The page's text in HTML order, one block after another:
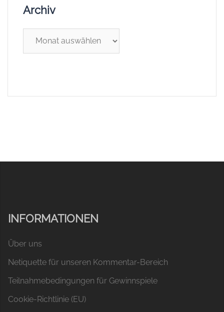
Archiv
INFORMATIONEN
Über uns
Netiquette für unseren Kommentar-Bereich
Teilnahmebedingungen für Gewinnspiele
Cookie-Richtlinie (EU)